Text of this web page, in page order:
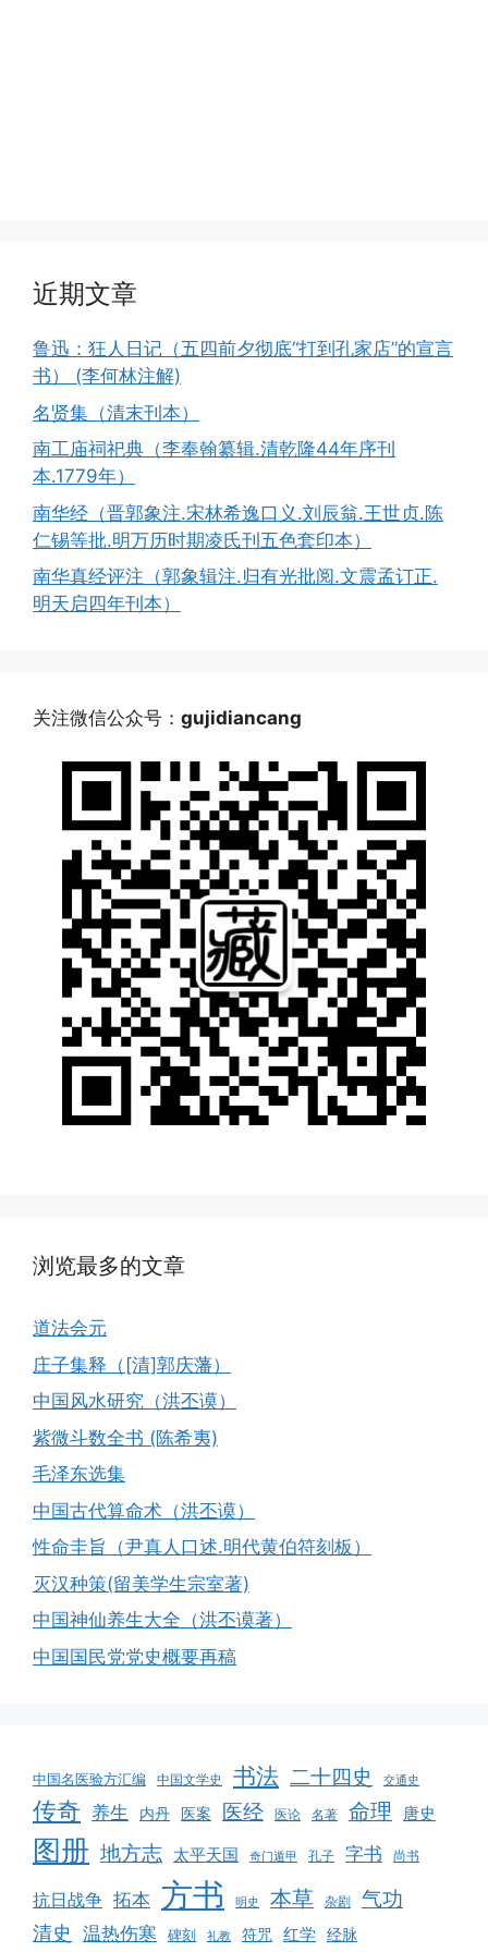
近期文章
鲁迅：狂人日记（五四前夕彻底“打到孔家店”的宣言
书） (李何林注解)
名贤集（清末刊本）
南工庙祠祀典（李奉翰纂辑.清乾隆44年序刊
本.1779年）
南华经（晋郭象注.宋林希逸口义.刘辰翁.王世贞.陈
仁锡等批.明万历时期凌氏刊五色套印本）
南华真经评注（郭象辑注.归有光批阅.文震孟订正.
明天启四年刊本）
关注微信公众号： gujidiancang
浏览最多的文章
道法会元
庄子集释（[清]郭庆藩）
中国风水研究（洪丕谟）
紫微斗数全书 (陈希夷)
毛泽东选集
中国古代算命术（洪丕谟）
性命圭旨（尹真人口述.明代黄伯符刻板）
灭汉种策(留美学生宗室著)
中国神仙养生大全（洪丕谟著）
中国国民党党史概要再稿
中国名医验方汇编 中国文学史 书法 二十四史 交通史
传奇 养生 内丹 医案 医经 医论 名著 命理 唐史
图册 地方志 太平天国 奇门遁甲 孔子 字书 尚书
抗日战争 拓本 方书 明史 本草 杂剧 气功
清史 温热伤寒 碑刻 礼教 符咒 红学 经脉